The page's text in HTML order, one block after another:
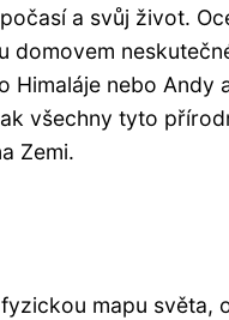
a svůj život.
domovem
Himaláje nebo
všechny tyto
Zemi.
mapu světa,